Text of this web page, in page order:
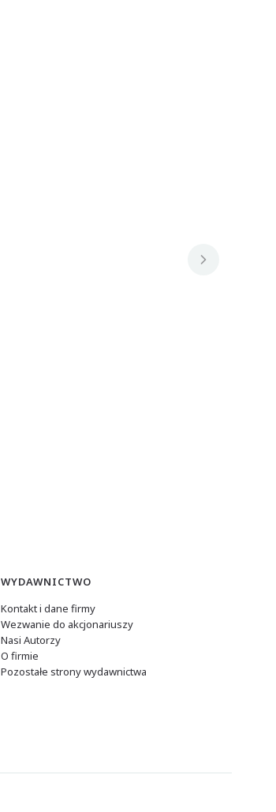
WYDAWNICTWO
Kontakt i dane firmy
Wezwanie do akcjonariuszy
Nasi Autorzy
O firmie
Pozostałe strony wydawnictwa